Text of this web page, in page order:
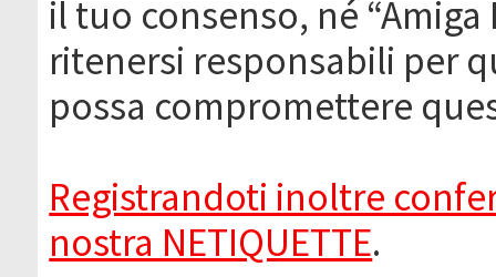
il tuo consenso, né
ritenersi responsabili per
possa compromettere
Registrandoti inoltre
nostra NETIQUETTE.